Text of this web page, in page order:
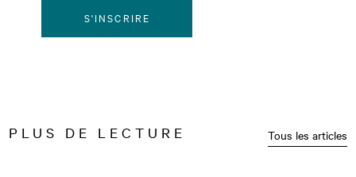
S'INSCRIRE
PLUS DE LECTURE Tous les articles